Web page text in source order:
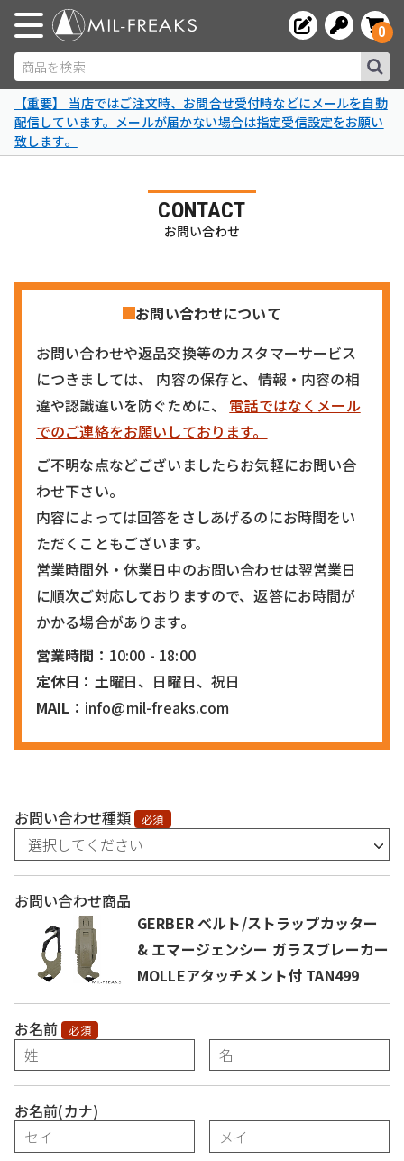
商品を検索
0
【重要】 当店ではご注文時、お問合せ受付時などにメールを自動
配信しています。メールが届かない場合は指定受信設定をお願い
致します。
CONTACT
お問い合わせ
お問い合わせについて
お問い合わせや返品交換等のカスタマーサービス
につきましては、 内容の保存と、情報・内容の相
違や認識違いを防ぐために、
電話ではなくメール
でのご連絡をお願いしております。
ご不明な点などございましたらお気軽にお問い合
わせ下さい。
内容によっては回答をさしあげるのにお時間をい
ただくこともございます。
営業時間外・休業日中のお問い合わせは翌営業日
に順次ご対応しておりますので、返答にお時間が
かかる場合があります。
営業時間： 10:00 - 18:00
定休日： 土曜日、日曜日、祝日
MAIL： info@mil-freaks.com
お問い合わせ種類 必須
お問い合わせ商品
GERBER ベルト/ストラップカッター
& エマージェンシー ガラスブレーカー
MOLLEアタッチメント付 TAN499
お名前 必須
お名前(カナ)